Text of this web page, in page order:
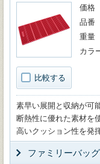
比較する
価格
品番
重量
カラ
素早い展開と収納が可
断熱性に優れた素材を
高いクッション性を発
ファミリーバッ